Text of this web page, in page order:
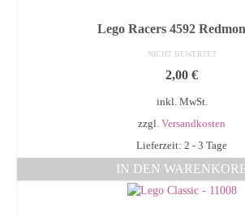
Lego Racers 4592
NICHT BEWERTET
2,00 €
inkl. MwSt.
zzgl. Versandkosten
Lieferzeit: 2 - 3 Tage
IN DEN